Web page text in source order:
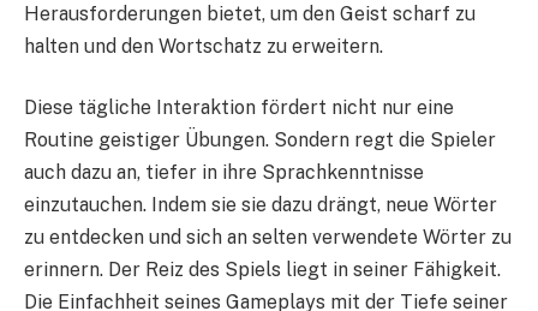
Herausforderungen bietet, um den Geist scharf zu
halten und den Wortschatz zu erweitern.
Diese tägliche Interaktion fördert nicht nur eine
Routine geistiger Übungen. Sondern regt die Spieler
auch dazu an, tiefer in ihre Sprachkenntnisse
einzutauchen. Indem sie sie dazu drängt, neue Wörter
zu entdecken und sich an selten verwendete Wörter zu
erinnern. Der Reiz des Spiels liegt in seiner Fähigkeit.
Die Einfachheit seines Gameplays mit der Tiefe seiner